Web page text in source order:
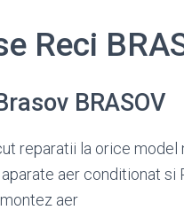
Reci
BRASOV
reparatii la orice model
aer conditionat si
aer